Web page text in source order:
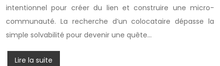
intentionnel pour créer du lien et construire une micro-
communauté. La recherche d’un colocataire dépasse la
simple solvabilité pour devenir une quête…
Lire la suite